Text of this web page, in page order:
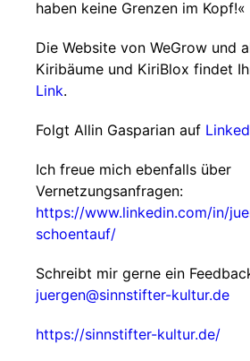
haben keine Grenzen im Kopf!«
Die Website von WeGrow und
Kiribäume und KiriBlox findet
Link.
Folgt Allin Gasparian auf
Ich freue mich ebenfalls über
Vernetzungsanfragen:
https://www.linkedin.com/in/
schoentauf/
Schreibt mir gerne ein
juergen@sinnstifter-kultur.de
https://sinnstifter-kultur.de/